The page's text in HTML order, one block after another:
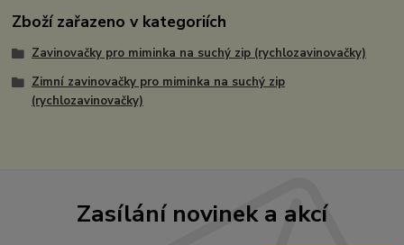
Zboží zařazeno v kategoriích
Zavinovačky pro miminka na suchý zip (rychlozavinovačky)
Zimní zavinovačky pro miminka na suchý zip
(rychlozavinovačky)
Zasílání novinek a akcí